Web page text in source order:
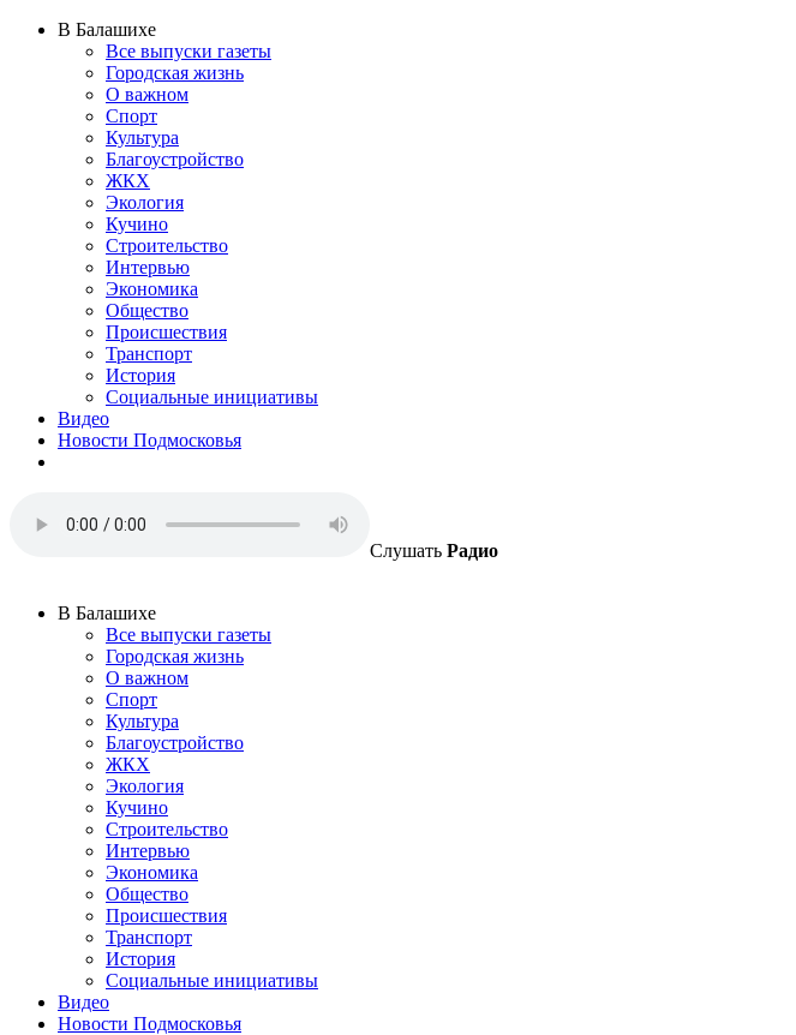
В Балашихе
Все выпуски газеты
Городская жизнь
О важном
Спорт
Культура
Благоустройство
ЖКХ
Экология
Кучино
Строительство
Интервью
Экономика
Общество
Происшествия
Транспорт
История
Социальные инициативы
Видео
Новости Подмосковья
Слушать Радио
В Балашихе
Все выпуски газеты
Городская жизнь
О важном
Спорт
Культура
Благоустройство
ЖКХ
Экология
Кучино
Строительство
Интервью
Экономика
Общество
Происшествия
Транспорт
История
Социальные инициативы
Видео
Новости Подмосковья